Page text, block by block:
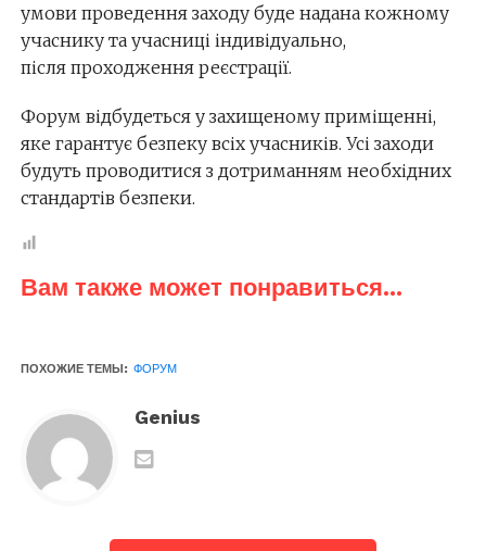
умови проведення заходу буде надана кожному
учаснику та учасниці індивідуально,
після проходження реєстрації.
Форум відбудеться у захищеному приміщенні,
яке гарантує безпеку всіх учасників. Усі заходи
будуть проводитися з дотриманням необхідних
стандартів безпеки.
Вам также может понравиться...
ПОХОЖИЕ ТЕМЫ: ФОРУМ
Genius